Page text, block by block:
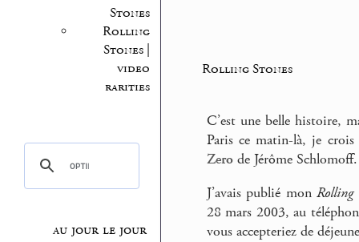
Stones
Rolling
Stones |
video
rarities
au jour le jour
Rolling Stones
C’est une belle histoire,
Paris ce matin-là, je
Zero de Jérôme Schlomoff.
J’avais publié monRolling
28 mars 2003, au
vous accepteriez de